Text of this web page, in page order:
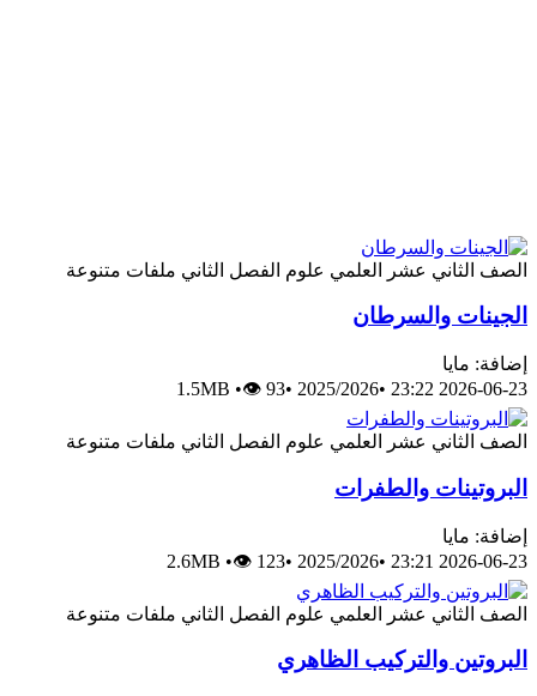
الصف الثاني عشر العلمي علوم الفصل الثاني ملفات متنوعة
الجينات والسرطان
إضافة: مايا
2026-06-23 23:22
•
2025/2026
•
1.5MB •👁 93
الصف الثاني عشر العلمي علوم الفصل الثاني ملفات متنوعة
البروتينات والطفرات
إضافة: مايا
2026-06-23 23:21
•
2025/2026
•
2.6MB •👁 123
الصف الثاني عشر العلمي علوم الفصل الثاني ملفات متنوعة
البروتين والتركيب الظاهري